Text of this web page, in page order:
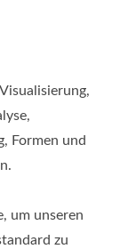
Formen und
um unseren
zu